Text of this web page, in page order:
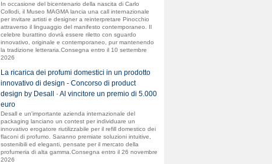
In occasione del bicentenario della nascita di Carlo
Collodi, il Museo MAGMA lancia una call internazionale
per invitare artisti e designer a reinterpretare Pinocchio
attraverso il linguaggio del manifesto contemporaneo. Il
celebre burattino dovrà essere riletto con sguardo
innovativo, originale e contemporaneo, pur mantenendo
la tradizione letteraria.Consegna entro il 10 settembre
2026
La ricarica dei profumi domestici in un prodotto
innovativo di design - Concorso di product
design by Desall · Al vincitore un premio di 5.000
euro
Desall e un'importante azienda internazionale del
packaging lanciano un contest per individuare un
innovativo erogatore riutilizzabile per il refill domestico dei
flaconi di profumo. Saranno premiate soluzioni intuitive,
sostenibili ed eleganti, pensate per il mercato della
profumeria di alta gamma.Consegna entro il 26 novembre
2026